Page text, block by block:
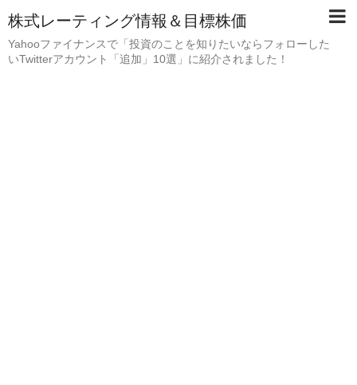
株式レーティング情報＆目標株価
Yahooファイナンスで「投資のことを知りたいならフォローした
いTwitterアカウント「追加」10選」に紹介されました！